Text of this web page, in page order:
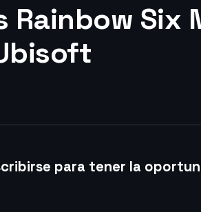
Rainbow Six
para tener la